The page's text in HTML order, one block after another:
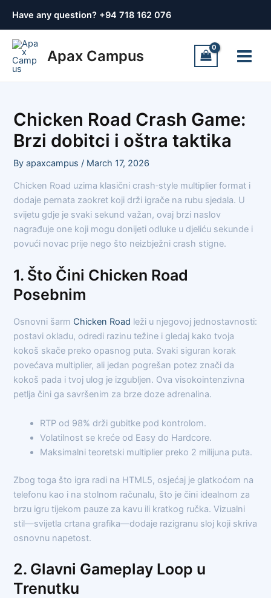
Have any question? +94 718 162 076
Apax Campus
Menu
Chicken Road Crash Game:
Brzi dobitci i oštra taktika
Byapaxcampus/ March 17, 2026
Chicken Road uzima klasični crash‑style multiplier format i
dodaje pernata zaokret koji drži igrače na rubu sjedala. U
svijetu gdje je svaki sekund važan, ovaj brzi naslov
nagrađuje one koji mogu donijeti odluke u djeliću sekunde i
povući novac prije nego što neizbježni crash stigne.
1. Što Čini Chicken Road
Posebnim
Osnovni šarm Chicken Road leži u njegovoj jednostavnosti:
postavi okladu, odredi razinu težine i gledaj kako tvoja
kokoš skače preko opasnog puta. Svaki siguran korak
povećava multiplier, ali jedan pogrešan potez znači da
kokoš pada i tvoj ulog je izgubljen. Ova visokointenzivna
petlja čini ga savršenim za brze doze adrenalina.
RTP od 98% drži gubitke pod kontrolom.
Volatilnost se kreće od Easy do Hardcore.
Maksimalni teoretski multiplier preko 2 milijuna puta.
Zbog toga što igra radi na HTML5, osjećaj je glatkoćom na
telefonu kao i na stolnom računalu, što je čini idealnom za
brzu igru tijekom pauze za kavu ili kratkog ručka. Vizualni
stil—svijetla crtana grafika—dodaje razigranu sloj koji skriva
osnovnu napetost.
2. Glavni Gameplay Loop u
Trenutku
navigation